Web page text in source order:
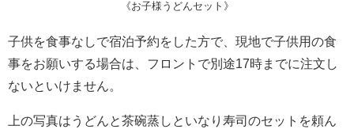
《お子様うどんセット》
子供を食事なしで宿泊予約をした方で、現地で子供用の食
事をお願いする場合は、フロントで別途17時までに注文し
ないといけません。
上の写真はうどんと茶碗蒸しといなり寿司のセットを頼ん